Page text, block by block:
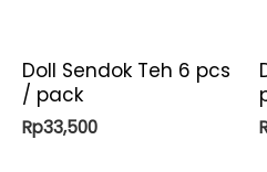
Doll Sendok Teh 6 pcs
/ pack
Rp33,500